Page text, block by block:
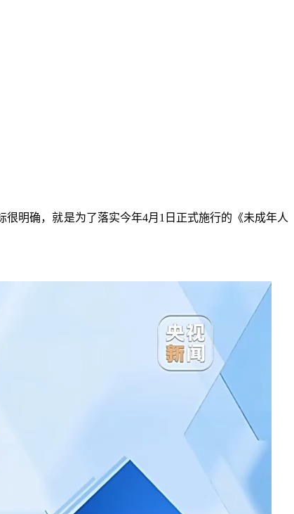
明确，就是为了落实今年4月1日正式施行的《未成年人